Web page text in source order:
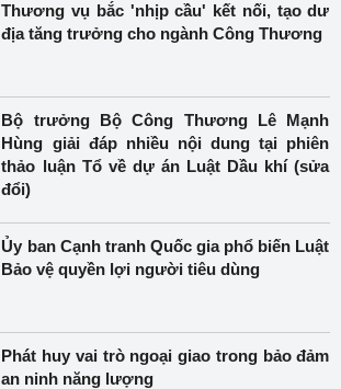
Thương vụ bắc 'nhịp cầu' kết nối, tạo dư
địa tăng trưởng cho ngành Công Thương
Bộ trưởng Bộ Công Thương Lê Mạnh
Hùng giải đáp nhiều nội dung tại phiên
thảo luận Tổ về dự án Luật Dầu khí (sửa
đổi)
Ủy ban Cạnh tranh Quốc gia phổ biến Luật
Bảo vệ quyền lợi người tiêu dùng
Phát huy vai trò ngoại giao trong bảo đảm
an ninh năng lượng